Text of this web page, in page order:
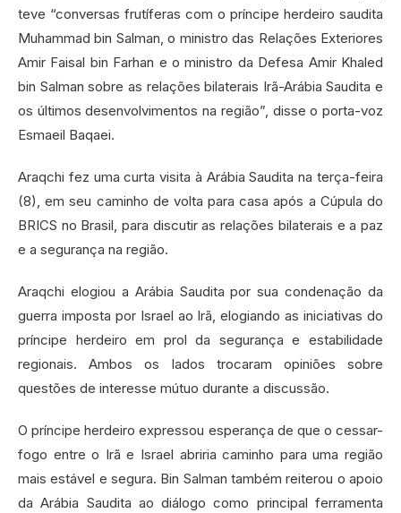
teve “conversas frutíferas com o príncipe herdeiro saudita
Muhammad bin Salman, o ministro das Relações Exteriores
Amir Faisal bin Farhan e o ministro da Defesa Amir Khaled
bin Salman sobre as relações bilaterais Irã-Arábia Saudita e
os últimos desenvolvimentos na região”, disse o porta-voz
Esmaeil Baqaei.
Araqchi fez uma curta visita à Arábia Saudita na terça-feira
(8), em seu caminho de volta para casa após a Cúpula do
BRICS no Brasil, para discutir as relações bilaterais e a paz
e a segurança na região.
Araqchi elogiou a Arábia Saudita por sua condenação da
guerra imposta por Israel ao Irã, elogiando as iniciativas do
príncipe herdeiro em prol da segurança e estabilidade
regionais. Ambos os lados trocaram opiniões sobre
questões de interesse mútuo durante a discussão.
O príncipe herdeiro expressou esperança de que o cessar-
fogo entre o Irã e Israel abriria caminho para uma região
mais estável e segura. Bin Salman também reiterou o apoio
da Arábia Saudita ao diálogo como principal ferramenta